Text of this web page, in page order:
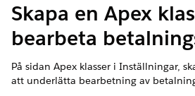
Skapa en Apex
bearbeta
På sidan Apex klasser i Inställningar,
att underlätta bearbetning av